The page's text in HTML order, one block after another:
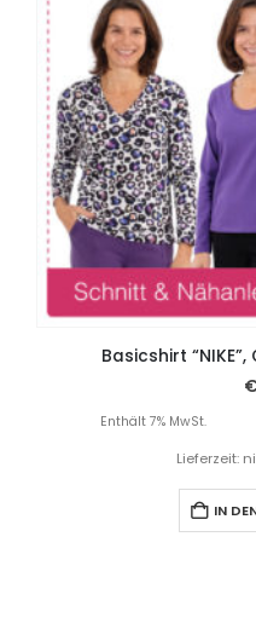
Basicshirt
Enthält 7% MwSt.
Lieferzeit:
IN